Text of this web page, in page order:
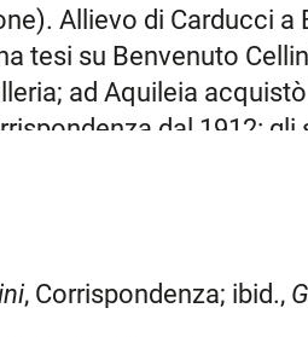
Allievo di Carducci a
tesi su Benvenuto
ad Aquileia
dal 1912:
e nel viaggio in Cina,
si riflette nella sua
anni nella città
, Corrispondenza; ibid.,